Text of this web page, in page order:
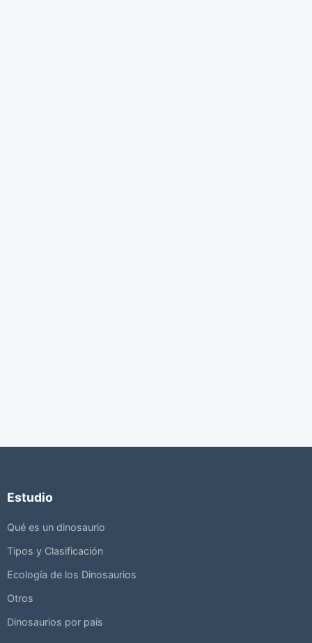
Estudio
Qué es un dinosaurio
Tipos y Clasificación
Ecología de los Dinosaurios
Otros
Dinosaurios por país